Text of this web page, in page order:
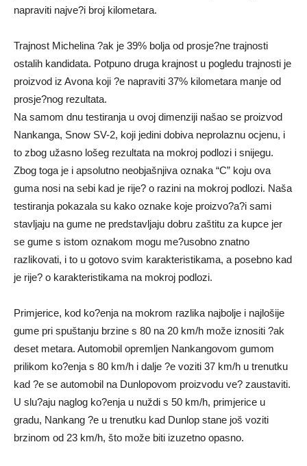
napraviti najve?i broj kilometara.
Trajnost Michelina ?ak je 39% bolja od prosje?ne trajnosti
ostalih kandidata. Potpuno druga krajnost u pogledu trajnosti je
proizvod iz Avona koji ?e napraviti 37% kilometara manje od
prosje?nog rezultata.
Na samom dnu testiranja u ovoj dimenziji našao se proizvod
Nankanga, Snow SV-2, koji jedini dobiva neprolaznu ocjenu, i
to zbog užasno lošeg rezultata na mokroj podlozi i snijegu.
Zbog toga je i apsolutno neobjašnjiva oznaka “C” koju ova
guma nosi na sebi kad je rije? o razini na mokroj podlozi. Naša
testiranja pokazala su kako oznake koje proizvo?a?i sami
stavljaju na gume ne predstavljaju dobru zaštitu za kupce jer
se gume s istom oznakom mogu me?usobno znatno
razlikovati, i to u gotovo svim karakteristikama, a posebno kad
je rije? o karakteristikama na mokroj podlozi.
Primjerice, kod ko?enja na mokrom razlika najbolje i najlošije
gume pri spuštanju brzine s 80 na 20 km/h može iznositi ?ak
deset metara. Automobil opremljen Nankangovom gumom
prilikom ko?enja s 80 km/h i dalje ?e voziti 37 km/h u trenutku
kad ?e se automobil na Dunlopovom proizvodu ve? zaustaviti.
U slu?aju naglog ko?enja u nuždi s 50 km/h, primjerice u
gradu, Nankang ?e u trenutku kad Dunlop stane još voziti
brzinom od 23 km/h, što može biti izuzetno opasno.